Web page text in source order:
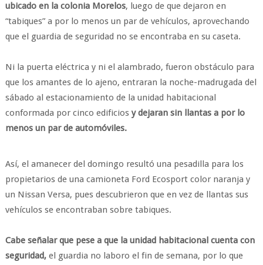
ubicado en la colonia Morelos, luego de que dejaron en
“tabiques” a por lo menos un par de vehículos, aprovechando
que el guardia de seguridad no se encontraba en su caseta.
Ni la puerta eléctrica y ni el alambrado, fueron obstáculo para
que los amantes de lo ajeno, entraran la noche-madrugada del
sábado al estacionamiento de la unidad habitacional
conformada por cinco edificios y dejaran sin llantas a por lo
menos un par de automóviles.
Así, el amanecer del domingo resultó una pesadilla para los
propietarios de una camioneta Ford Ecosport color naranja y
un Nissan Versa, pues descubrieron que en vez de llantas sus
vehículos se encontraban sobre tabiques.
Cabe señalar que pese a que la unidad habitacional cuenta con
seguridad,el guardia no laboro el fin de semana, por lo que